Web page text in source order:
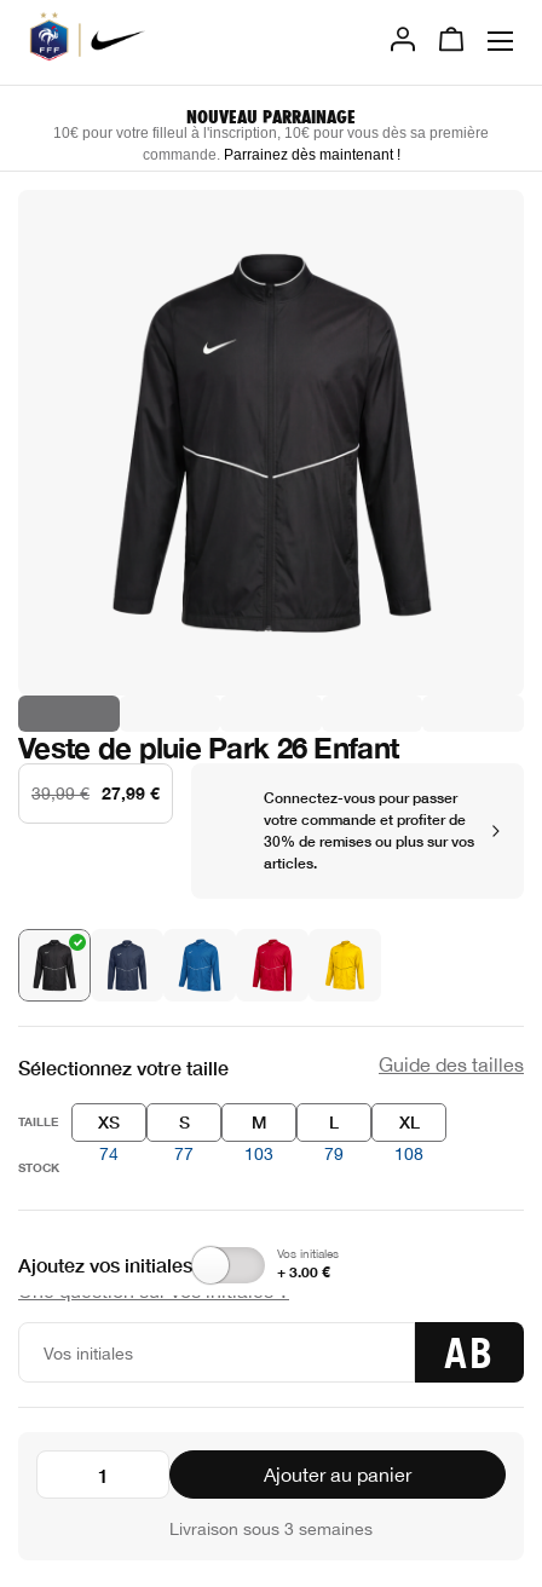
Allez
au
contenu
LIVRAISON RAPIDE DIRECTEMENT CHEZ VOUS
Recevez vos produits personnalisés sous 3 semaines maximum
Veste de pluie Park 26 Enfant
27,99 €
39,99 €
Connectez-vous pour passer
votre commande et profiter de
30% de remises ou plus sur vos
articles.
Sélectionnez votre taille Guide des tailles
TAILLE
STOCK
XS
74
S
77
M
103
L
79
XL
108
Ajoutez vos initiales Vos initiales
+ 3.00 €
Une question sur vos initiales ?
AB
Ajouter au panier
Livraison sous 3 semaines